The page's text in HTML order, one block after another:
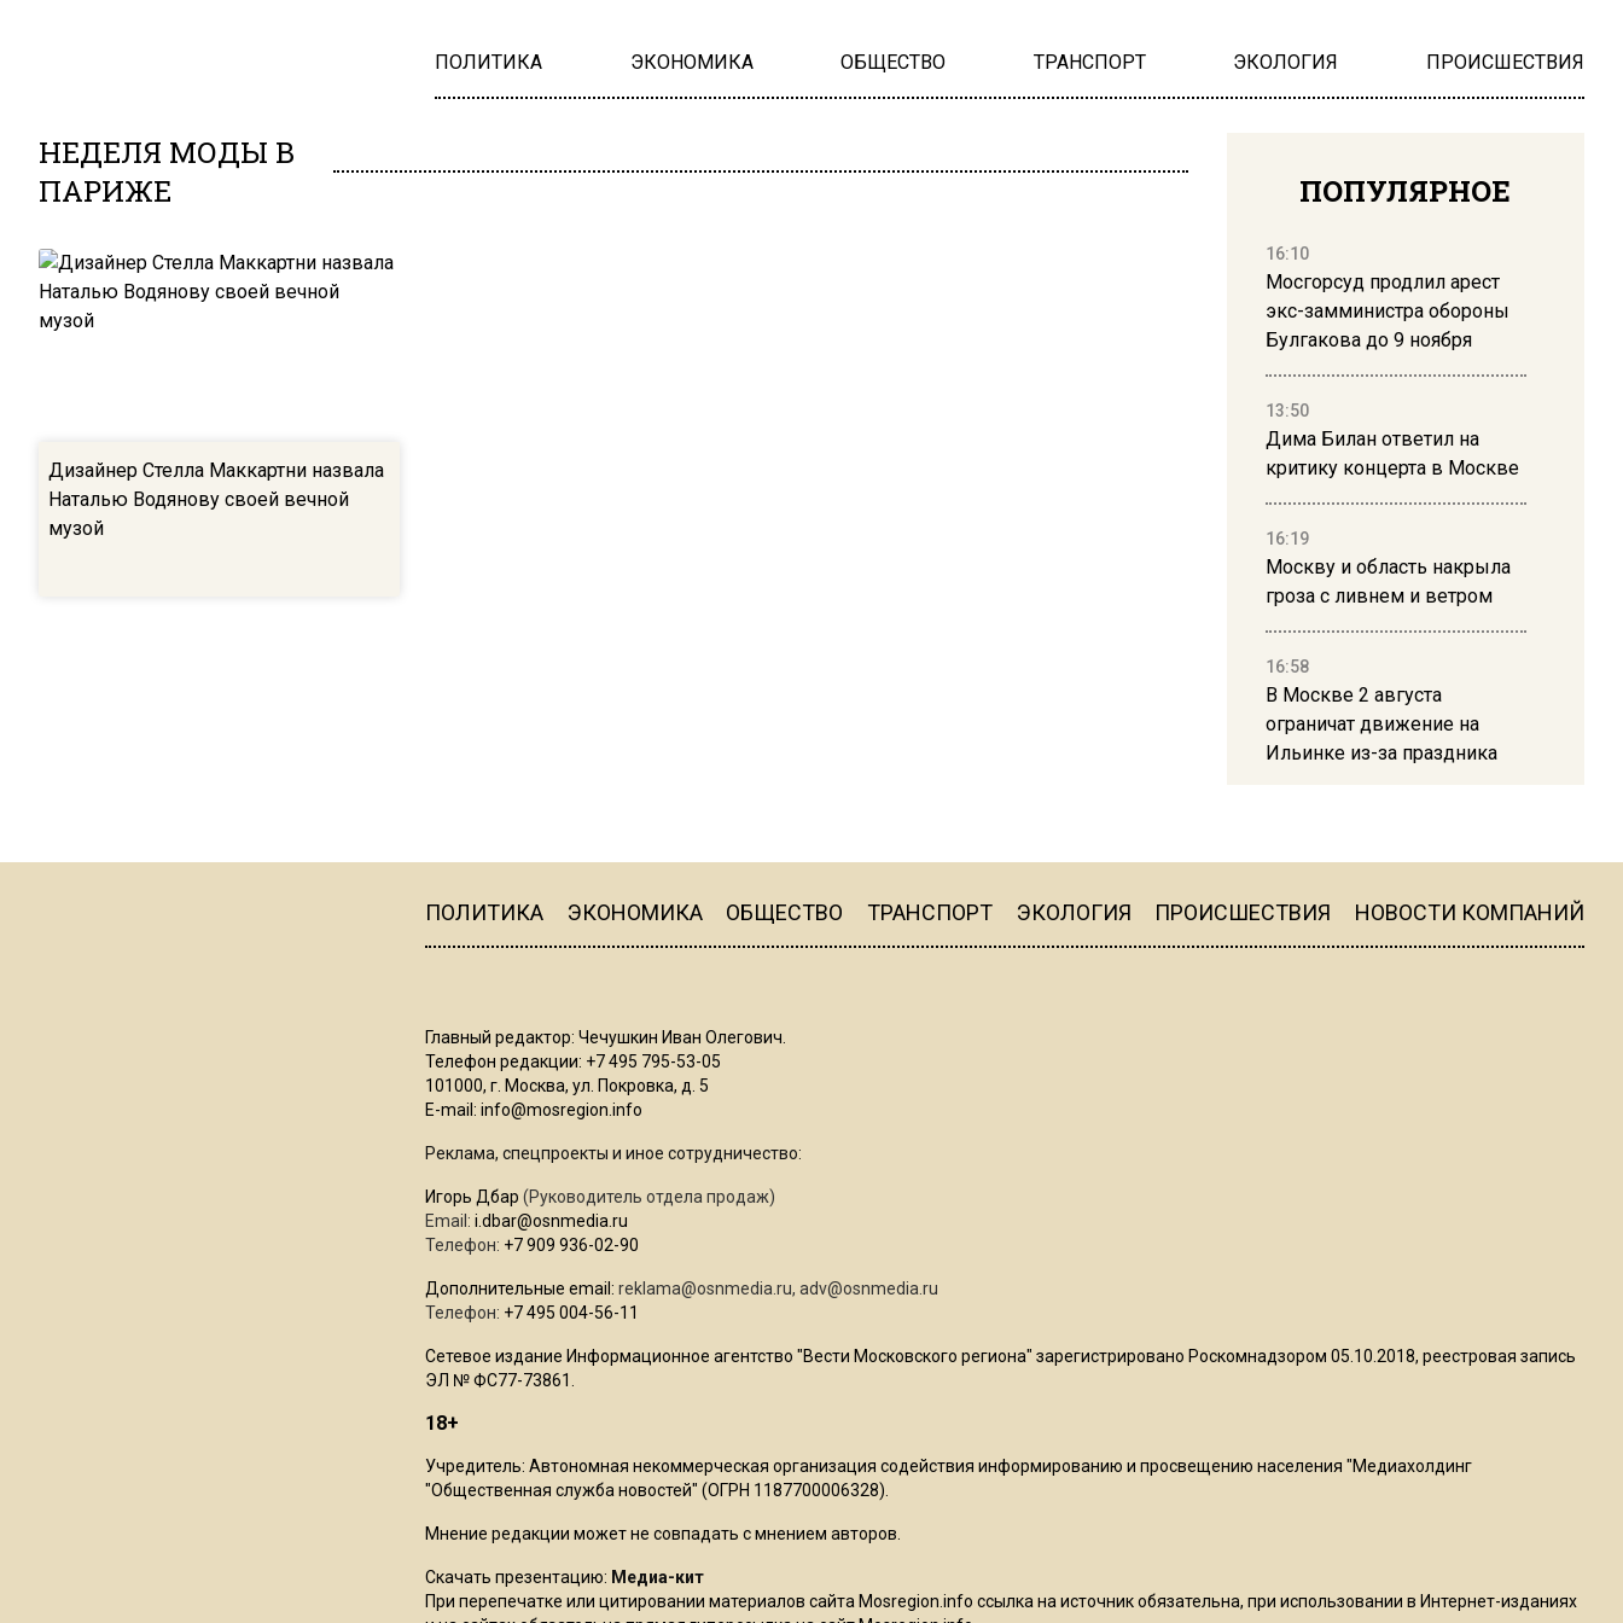
ПОЛИТИКА ЭКОНОМИКА ОБЩЕСТВО ТРАНСПОРТ ЭКОЛОГИЯ ПРОИСШЕСТВИЯ
НЕДЕЛЯ МОДЫ В
ПАРИЖЕ
Дизайнер Стелла Маккартни назвала
Наталью Водянову своей вечной
музой
ПОПУЛЯРНОЕ
16:10
Мосгорсуд продлил арест
экс-замминистра обороны
Булгакова до 9 ноября
13:50
Дима Билан ответил на
критику концерта в Москве
16:19
Москву и область накрыла
гроза с ливнем и ветром
16:58
В Москве 2 августа
ограничат движение на
Ильинке из-за праздника
Telegram после обвинений
Роман Терюшков назвал
ПОЛИТИКА ЭКОНОМИКА ОБЩЕСТВО ТРАНСПОРТ ЭКОЛОГИЯ ПРОИСШЕСТВИЯ НОВОСТИ КОМПАНИЙ
Главный редактор: Чечушкин Иван Олегович.
Телефон редакции: +7 495 795-53-05
101000, г. Москва, ул. Покровка, д. 5
E-mail: info@mosregion.info
Реклама, спецпроекты и иное сотрудничество:
Игорь Дбар (Руководитель отдела продаж)
Email: i.dbar@osnmedia.ru
Телефон: +7 909 936-02-90
Дополнительные email: reklama@osnmedia.ru, adv@osnmedia.ru
Телефон: +7 495 004-56-11
Сетевое издание Информационное агентство "Вести Московского региона" зарегистрировано Роскомнадзором 05.10.2018, реестровая запись
ЭЛ № ФС77-73861.
18+
Учредитель: Автономная некоммерческая организация содействия информированию и просвещению населения "Медиахолдинг
"Общественная служба новостей" (ОГРН 1187700006328).
Мнение редакции может не совпадать с мнением авторов.
Скачать презентацию: Медиа-кит
При перепечатке или цитировании материалов сайта Mosregion.info ссылка на источник обязательна, при использовании в Интернет-изданиях